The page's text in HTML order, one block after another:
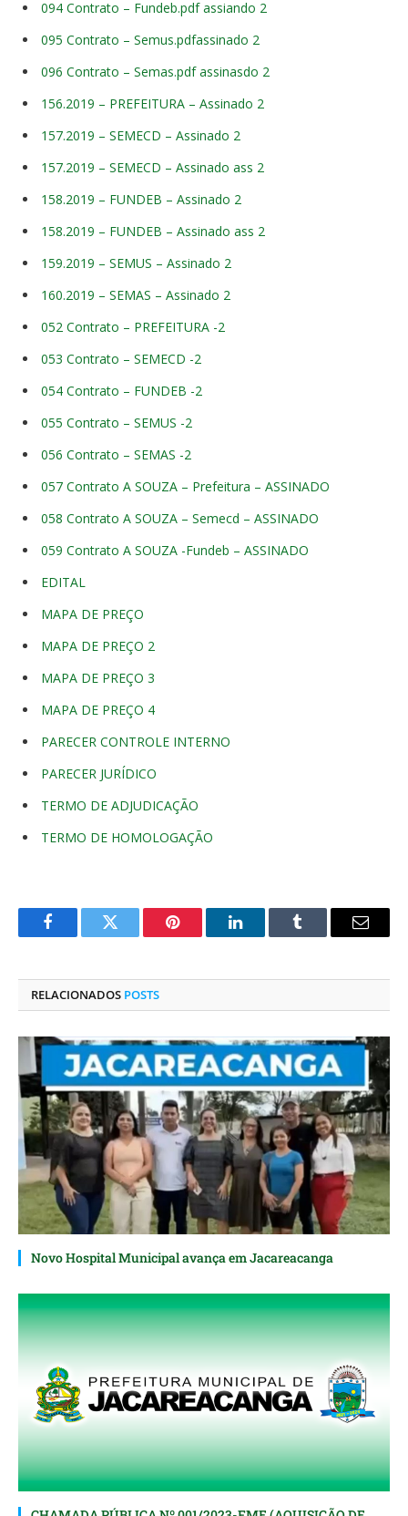
094 Contrato – Fundeb.pdf assiando 2
095 Contrato – Semus.pdfassinado 2
096 Contrato – Semas.pdf assinasdo 2
156.2019 – PREFEITURA – Assinado 2
157.2019 – SEMECD – Assinado 2
157.2019 – SEMECD – Assinado ass 2
158.2019 – FUNDEB – Assinado 2
158.2019 – FUNDEB – Assinado ass 2
159.2019 – SEMUS – Assinado 2
160.2019 – SEMAS – Assinado 2
052 Contrato – PREFEITURA -2
053 Contrato – SEMECD -2
054 Contrato – FUNDEB -2
055 Contrato – SEMUS -2
056 Contrato – SEMAS -2
057 Contrato A SOUZA – Prefeitura – ASSINADO
058 Contrato A SOUZA – Semecd – ASSINADO
059 Contrato A SOUZA -Fundeb – ASSINADO
EDITAL
MAPA DE PREÇO
MAPA DE PREÇO 2
MAPA DE PREÇO 3
MAPA DE PREÇO 4
PARECER CONTROLE INTERNO
PARECER JURÍDICO
TERMO DE ADJUDICAÇÃO
TERMO DE HOMOLOGAÇÃO
FacebookTwitter Pinterest O
Tumblr
E-
RELACIONADOS POSTS
Novo Hospital Municipal avança em Jacareacanga